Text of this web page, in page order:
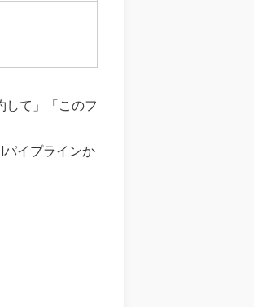
して」「このフ
イプラインか